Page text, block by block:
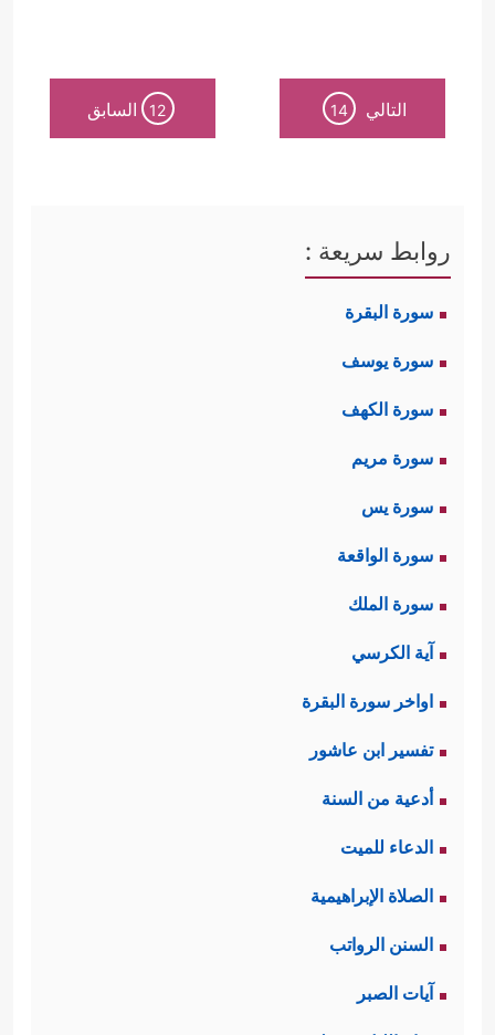
التالي 14
12 السابق
روابط سريعة :
سورة البقرة
سورة يوسف
سورة الكهف
سورة مريم
سورة يس
سورة الواقعة
سورة الملك
آية الكرسي
اواخر سورة البقرة
تفسير ابن عاشور
أدعية من السنة
الدعاء للميت
الصلاة الإبراهيمية
السنن الرواتب
آيات الصبر